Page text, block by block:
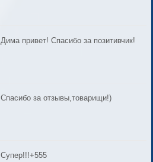
Дима привет! Спасибо за позитивчик!
Спасибо за отзывы,товарищи!)
Супер!!!+555